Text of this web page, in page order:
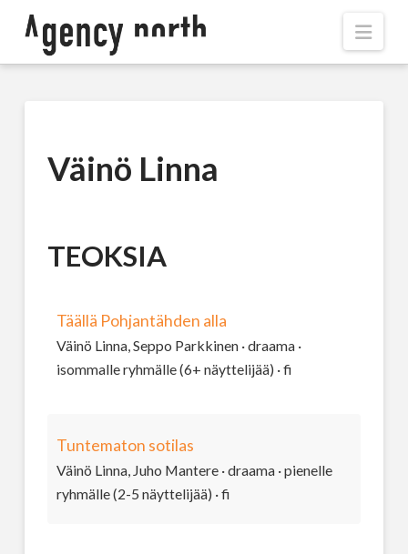
Väinö Linna
TEOKSIA
Täällä Pohjantähden alla
Väinö Linna, Seppo Parkkinen · draama ·
isommalle ryhmälle (6+ näyttelijää) · fi
Tuntematon sotilas
Väinö Linna, Juho Mantere · draama · pienelle
ryhmälle (2-5 näyttelijää) · fi